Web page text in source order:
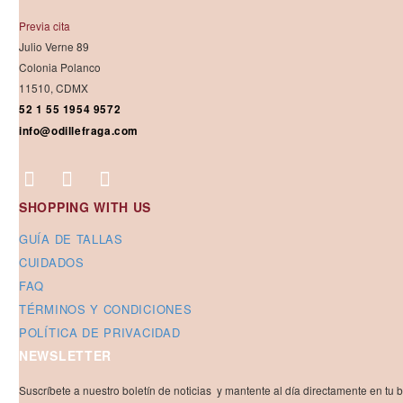
Previa cita
Julio Verne 89
Colonia Polanco
11510, CDMX
52 1 55 1954 9572
info@odillefraga.com
SHOPPING WITH US
GUÍA DE TALLAS
CUIDADOS
FAQ
TÉRMINOS Y CONDICIONES
POLÍTICA DE PRIVACIDAD
NEWSLETTER
Suscríbete a nuestro boletín de noticias y mantente al día directamente en tu